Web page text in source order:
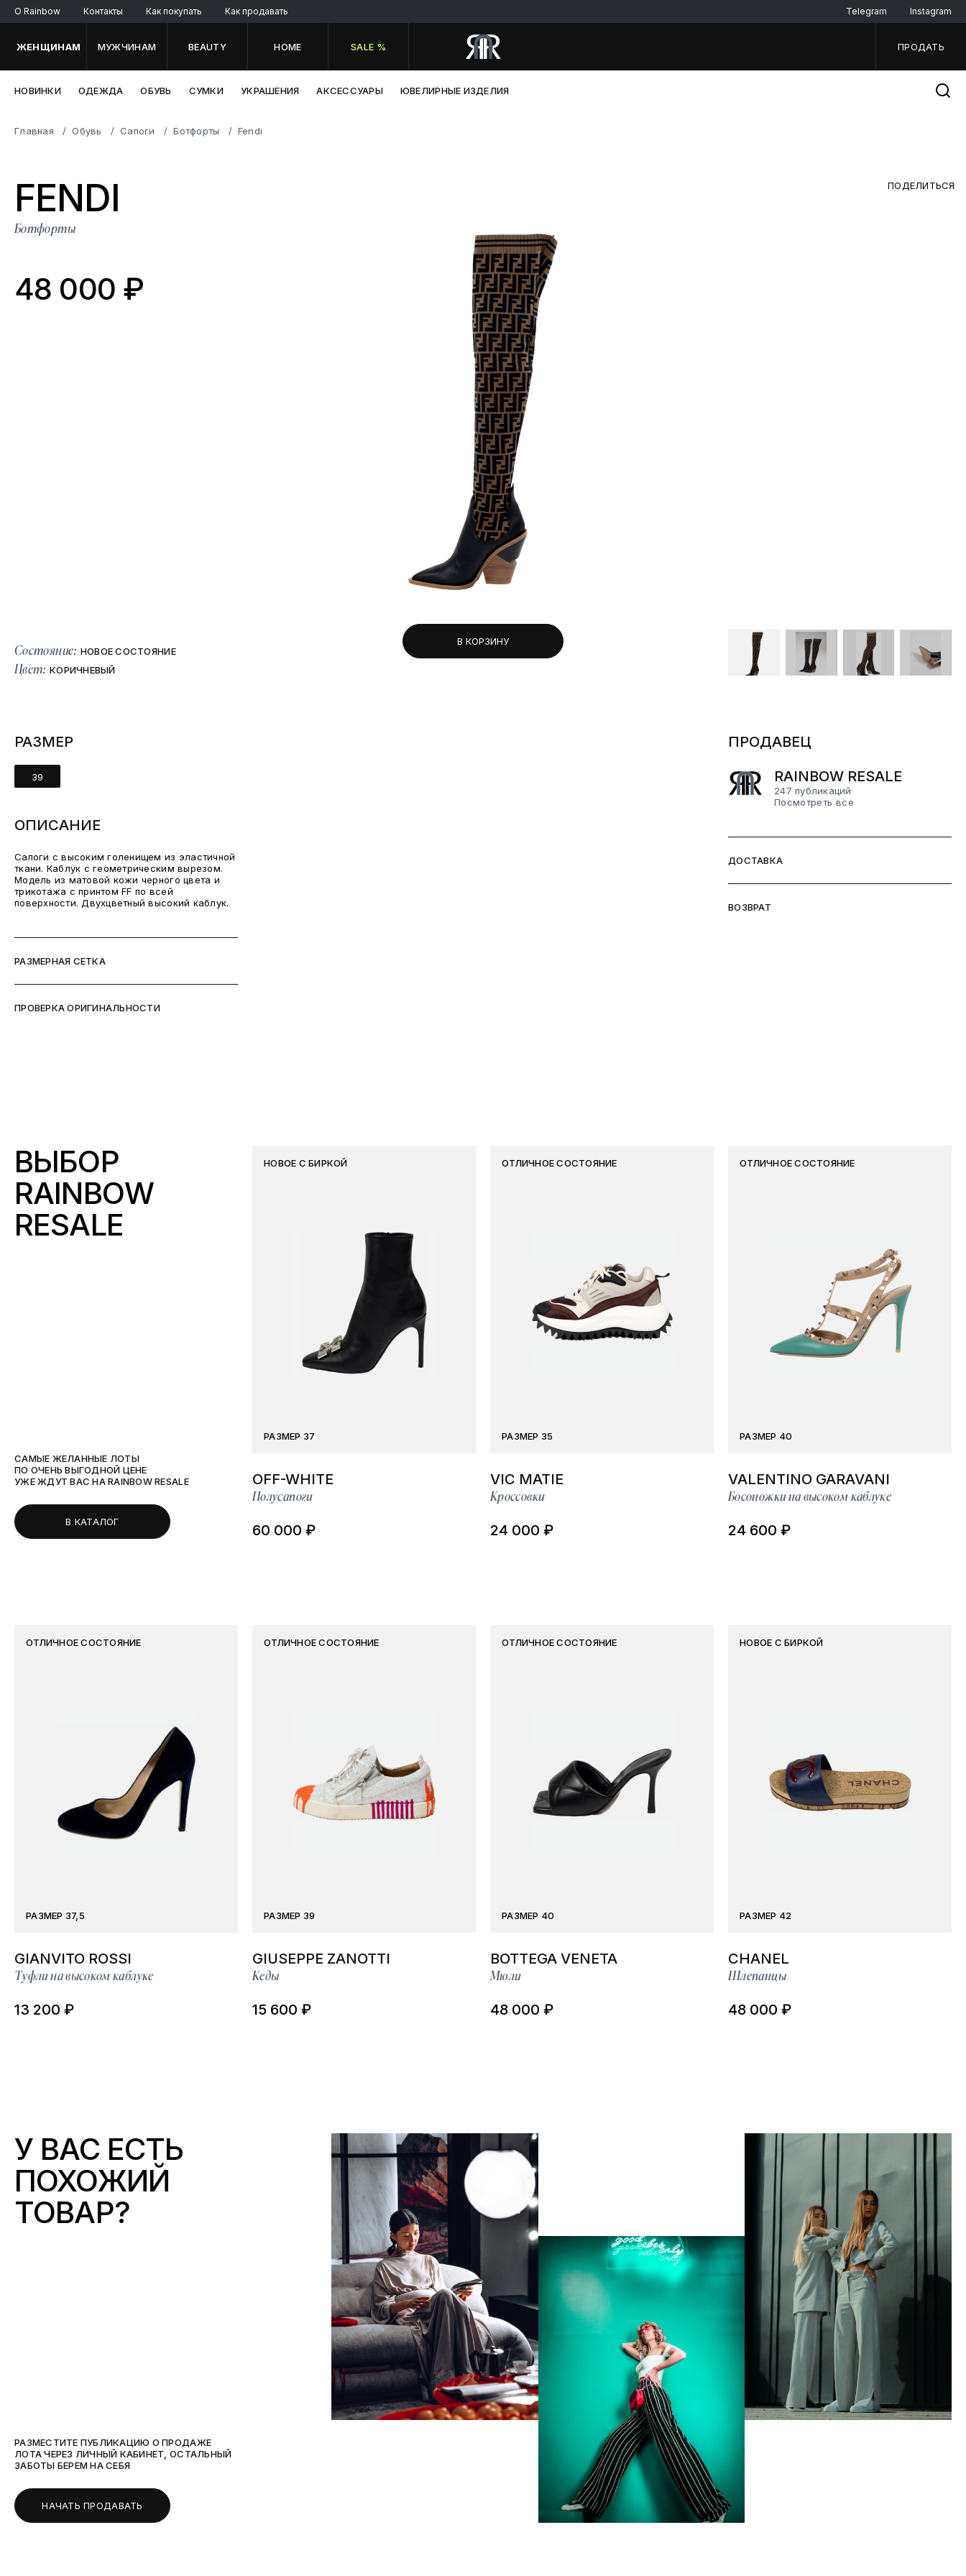
O Rainbow Контакты Как покупать Как продавать Telegram Instagram
ЖЕНЩИНАМ МУЖЧИНАМ BEAUTY HOME SALE % ПРОДАТЬ
НОВИНКИ ОДЕЖДА ОБУВЬ СУМКИ УКРАШЕНИЯ АКСЕССУАРЫ ЮВЕЛИРНЫЕ ИЗДЕЛИЯ
Главная Обувь Сапоги Ботфорты Fendi
FENDI
Ботфорты
48 000 ₽
Состояние: НОВОЕ СОСТОЯНИЕ
Цвет: КОРИЧНЕВЫЙ
В КОРЗИНУ
ПОДЕЛИТЬСЯ
РАЗМЕР
39
ОПИСАНИЕ
Сапоги с высоким голенищем из эластичной
ткани. Каблук с геометрическим вырезом.
Модель из матовой кожи черного цвета и
трикотажа с принтом FF по всей
поверхности. Двухцветный высокий каблук.
РАЗМЕРНАЯ СЕТКА
ПРОВЕРКА ОРИГИНАЛЬНОСТИ
ПРОДАВЕЦ
RAINBOW RESALE
247 публикаций
Посмотреть все
ДОСТАВКА
ВОЗВРАТ
ВЫБОР
RAINBOW
RESALE
САМЫЕ ЖЕЛАННЫЕ ЛОТЫ
ПО ОЧЕНЬ ВЫГОДНОЙ ЦЕНЕ
УЖЕ ЖДУТ ВАС НА RAINBOW RESALE
В КАТАЛОГ
НОВОЕ С БИРКОЙ
РАЗМЕР 37
OFF-WHITE
Полусапоги
60 000 ₽
ОТЛИЧНОЕ СОСТОЯНИЕ
РАЗМЕР 35
VIC MATIE
Кроссовки
24 000 ₽
ОТЛИЧНОЕ СОСТОЯНИЕ
РАЗМЕР 40
VALENTINO GARAVANI
Босоножки на высоком каблуке
24 600 ₽
ОТЛИЧНОЕ СОСТОЯНИЕ
РАЗМЕР 37,5
GIANVITO ROSSI
Туфли на высоком каблуке
13 200 ₽
ОТЛИЧНОЕ СОСТОЯНИЕ
РАЗМЕР 39
GIUSEPPE ZANOTTI
Кеды
15 600 ₽
ОТЛИЧНОЕ СОСТОЯНИЕ
РАЗМЕР 40
BOTTEGA VENETA
Мюли
48 000 ₽
НОВОЕ С БИРКОЙ
РАЗМЕР 42
CHANEL
Шлепанцы
48 000 ₽
У ВАС ЕСТЬ
ПОХОЖИЙ
ТОВАР?
РАЗМЕСТИТЕ ПУБЛИКАЦИЮ О ПРОДАЖЕ
ЛОТА ЧЕРЕЗ ЛИЧНЫЙ КАБИНЕТ, ОСТАЛЬНЫЙ
ЗАБОТЫ БЕРЕМ НА СЕБЯ
НАЧАТЬ ПРОДАВАТЬ